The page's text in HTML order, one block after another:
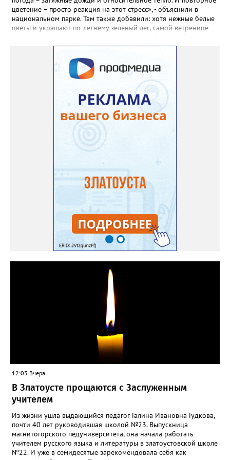
пошли на наращивание корневой системы. А со второго года
пусть лаванда цветёт во всю силу! Фото: Екатерина Бойко,
специально для «Златоуст.инфо». Обсуждение новости здесь
цветение – просто реакция на этот стресс», - объяснили в
национальном парке. Там также добавили: хотя нежные белые
цветы и украшают по-летнему зелёный лес, самой ветренице
силы перед долгой зимовкой.
12:03 Вчера
В Златоусте прощаются с Заслуженным
учителем
Из жизни ушла выдающийся педагог Галина Ивановна Гудкова,
почти 40 лет руководившая школой №23. Выпускница
магнитогорского педуниверситета, она начала работать
учителем русского языка и литературы в златоустовской школе
№22. И уже в семидесятые зарекомендовала себя как